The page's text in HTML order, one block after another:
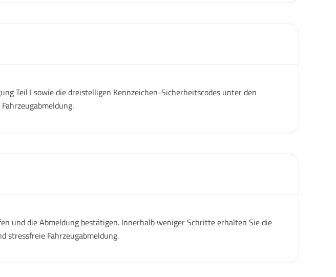
Teil I sowie die dreistelligen Kennzeichen-Sicherheitscodes unter den
und die Abmeldung bestätigen. Innerhalb weniger Schritte erhalten Sie die
stressfreie Fahrzeugabmeldung.